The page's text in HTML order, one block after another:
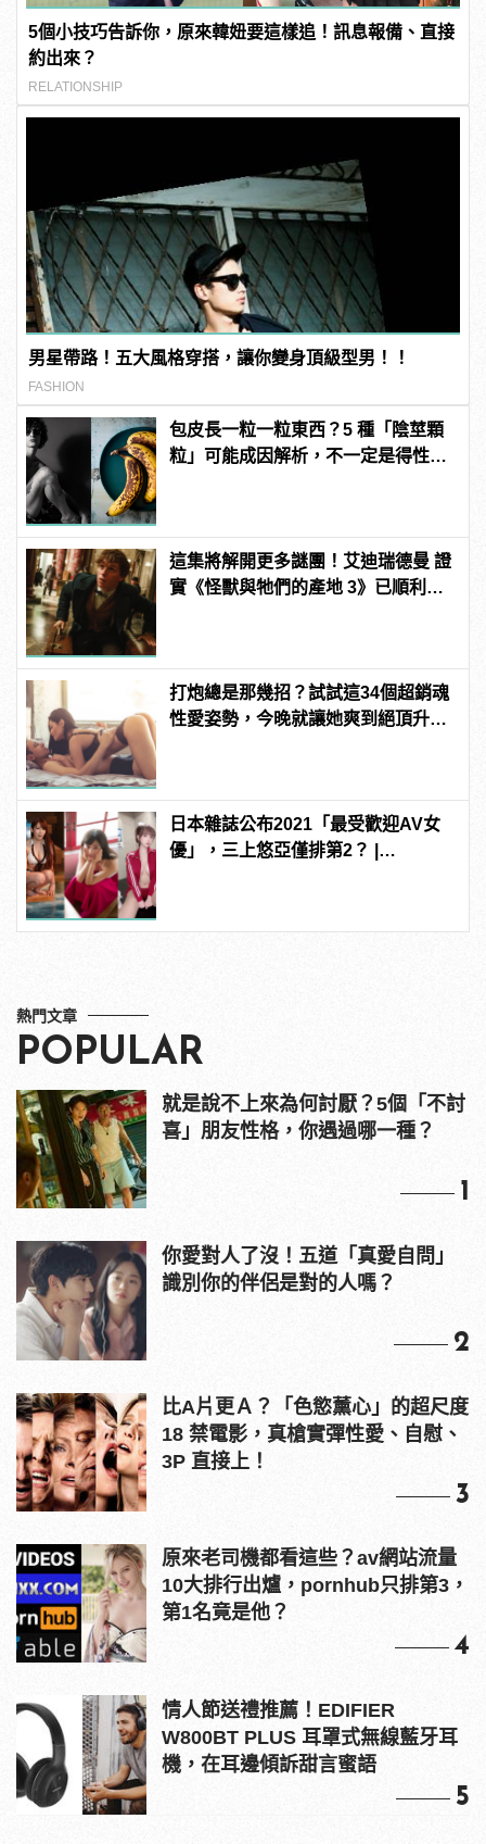
5個小技巧告訴你，原來韓妞要這樣追！訊息報備、直接
約出來？
RELATIONSHIP
男星帶路！五大風格穿搭，讓你變身頂級型男！！
FASHION
包皮長一粒一粒東西？5 種「陰莖顆
粒」可能成因解析，不一定是得性
這集將解開更多謎團！艾迪瑞德曼 證
實《怪獸與牠們的產地 3》已順利開
打炮總是那幾招？試試這34個超銷魂
性愛姿勢，今晚就讓她爽到絕頂升
日本雜誌公布2021「最受歡迎AV女
優」，三上悠亞僅排第2？ |
熱門文章
POPULAR
就是說不上來為何討厭？5個「不討
喜」朋友性格，你遇過哪一種？
1
你愛對人了沒！五道「真愛自問」
識別你的伴侶是對的人嗎？
2
比A片更Ａ？「色慾薰心」的超尺度
18 禁電影，真槍實彈性愛、自慰、
3P 直接上！
3
原來老司機都看這些？av網站流量
10大排行出爐，pornhub只排第3，
第1名竟是他？
4
情人節送禮推薦！EDIFIER
W800BT PLUS 耳罩式無線藍牙耳
機，在耳邊傾訴甜言蜜語
5